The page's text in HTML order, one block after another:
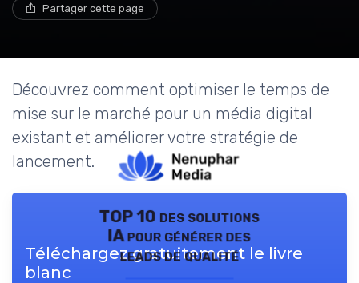
Partager cette page
Découvrez comment optimiser le temps de
mise sur le marché pour un média digital
existant et améliorer votre stratégie de
lancement.
TOP 10 des solutions
IA pour générer des
leads de qualité
Téléchargez gratuitement le livre
blanc